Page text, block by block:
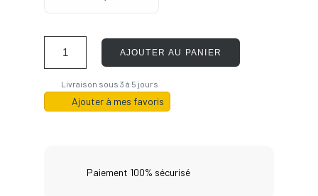
AJOUTER AU PANIER
Livraison sous 3 à 5 jours
Ajouter à mes favoris
Paiement 100% sécurisé